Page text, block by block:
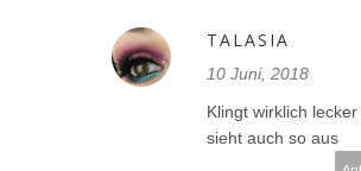
TALASIA
10 Juni, 2018
Klingt wirklich
sieht auch so aus